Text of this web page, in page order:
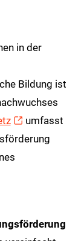
in der
Bildung ist
umfasst